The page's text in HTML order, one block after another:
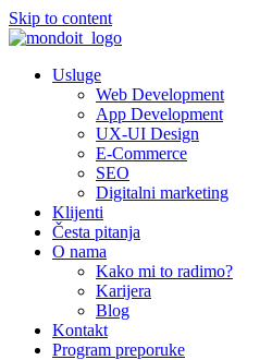
Skip to content
Usluge
Web Development
App Development
UX-UI Design
E-Commerce
SEO
Digitalni marketing
Klijenti
Česta pitanja
O nama
Kako mi to radimo?
Karijera
Blog
Kontakt
Program preporuke